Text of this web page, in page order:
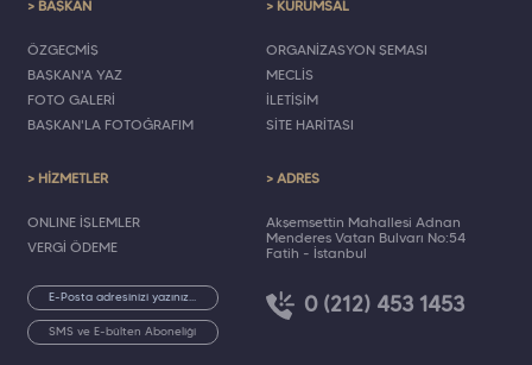
> BAŞKAN
ÖZGEÇMİŞ
BAŞKAN'A YAZ
FOTO GALERİ
BAŞKAN'LA FOTOĞRAFIM
> KURUMSAL
ORGANİZASYON ŞEMASI
MECLİS
İLETİŞİM
SİTE HARİTASI
> HİZMETLER
ONLINE İŞLEMLER
VERGİ ÖDEME
SMS ve E-bülten Aboneliği
> ADRES
Akşemsettin Mahallesi Adnan
Menderes Vatan Bulvarı No:54
Fatih - İstanbul
0 (212) 453 1453